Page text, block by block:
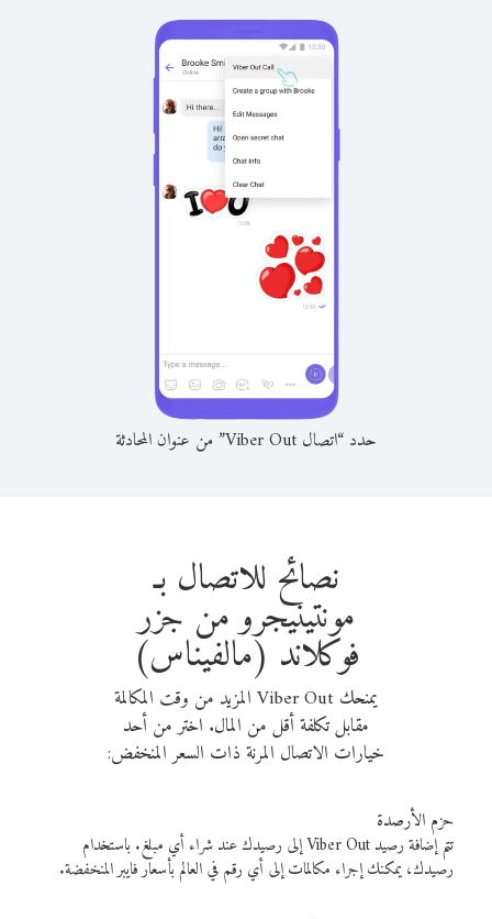
حدد “اتصال Viber Out” من عنوان المحادثة
نصائح للاتصال بـ
مونتينيجرو من جزر
فوكلاند (مالفيناس)
يمنحك Viber Out المزيد من وقت المكالمة
مقابل تكلفة أقل من المال. اختر من أحد
خيارات الاتصال المرنة ذات السعر المنخفض:
حزم الأرصدة
تتم إضافة رصيد Viber Out إلى رصيدك عند شراء أي مبلغ. باستخدام
رصيدك، يمكنك إجراء مكالمات إلى أي رقم في العالم بأسعار فايبر المنخفضة.